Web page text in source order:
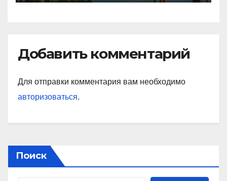
Добавить комментарий
Для отправки комментария вам необходимо
авторизоваться.
Поиск